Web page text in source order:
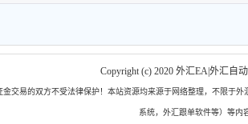
Copyright (c) 2020 外汇EA|外汇自
金交易的双方不受法律保护！本站资源均来源于网络整理，不限于
系统，外汇跟单软件等）等内